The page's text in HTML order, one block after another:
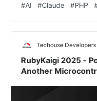
がに図は自分で作りま
github.com
#AI #Claude #PHP
Techouse
RubyKaigi 2025 -
Another